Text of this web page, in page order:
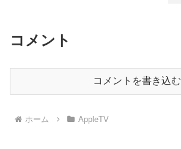
コメント
コメントを書き込む
ホーム AppleTV